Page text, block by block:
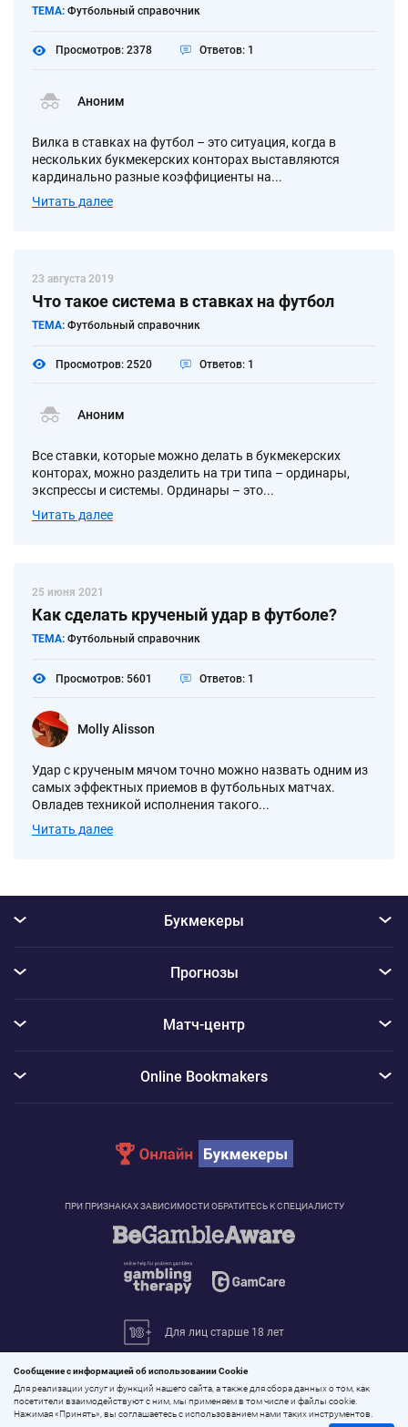
ТЕМА: Футбольный справочник
Просмотров: 2378 Ответов: 1
Аноним
Вилка в ставках на футбол – это ситуация, когда в
нескольких букмекерских конторах выставляются
кардинально разные коэффициенты на...
Читать далее
23 августа 2019
Что такое система в ставках на футбол
ТЕМА: Футбольный справочник
Просмотров: 2520 Ответов: 1
Аноним
Все ставки, которые можно делать в букмекерских
конторах, можно разделить на три типа – ординары,
экспрессы и системы. Ординары – это...
Читать далее
25 июня 2021
Как сделать крученый удар в футболе?
ТЕМА: Футбольный справочник
Просмотров: 5601 Ответов: 1
Molly Alisson
Удар с крученым мячом точно можно назвать одним из
самых эффектных приемов в футбольных матчах.
Овладев техникой исполнения такого...
Читать далее
ПРИ ПРИЗНАКАХ ЗАВИСИМОСТИ ОБРАТИТЕСЬ К СПЕЦИАЛИСТУ
Для лиц старше 18 лет
Букмекеры
Прогнозы
Матч-центр
Online Bookmakers
Сообщение с информацией об использовании Cookie
Для реализации услуг и функций нашего сайта, а также для сбора данных о том, как
посетители взаимодействуют с ним, мы применяем в том числе и файлы cookie.
Нажимая «Принять», вы соглашаетесь с использованием нами таких инструментов.